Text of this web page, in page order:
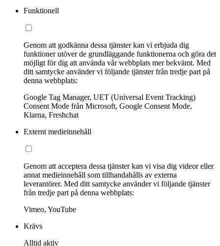
Funktionell
Genom att godkänna dessa tjänster kan vi erbjuda dig
funktioner utöver de grundläggande funktionerna och göra det
möjligt för dig att använda vår webbplats mer bekvämt. Med
ditt samtycke använder vi följande tjänster från tredje part på
denna webbplats:
Google Tag Manager, UET (Universal Event Tracking)
Consent Mode från Microsoft, Google Consent Mode,
Klarna, Freshchat
Externt medieinnehåll
Genom att acceptera dessa tjänster kan vi visa dig videor eller
annat medieinnehåll som tillhandahålls av externa
leverantörer. Med ditt samtycke använder vi följande tjänster
från tredje part på denna webbplats:
Vimeo, YouTube
Krävs
Alltid aktiv